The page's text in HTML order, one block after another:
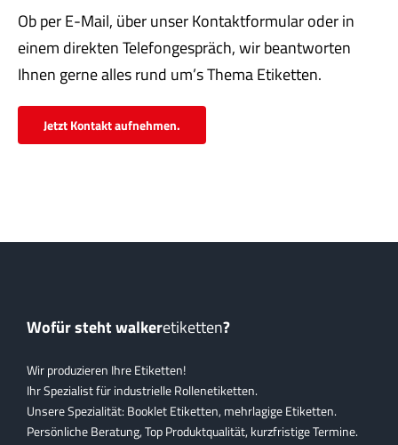
Ob per E-Mail, über unser Kontaktformular oder in
einem direkten Telefongespräch, wir beantworten
Ihnen gerne alles rund um’s Thema Etiketten.
Jetzt Kontakt aufnehmen.
Wofür steht walkeretiketten?
Wir produzieren Ihre Etiketten!
Ihr Spezialist für industrielle Rollenetiketten.
Unsere Spezialität: Booklet Etiketten, mehrlagige Etiketten.
Persönliche Beratung, Top Produktqualität, kurzfristige Termine.